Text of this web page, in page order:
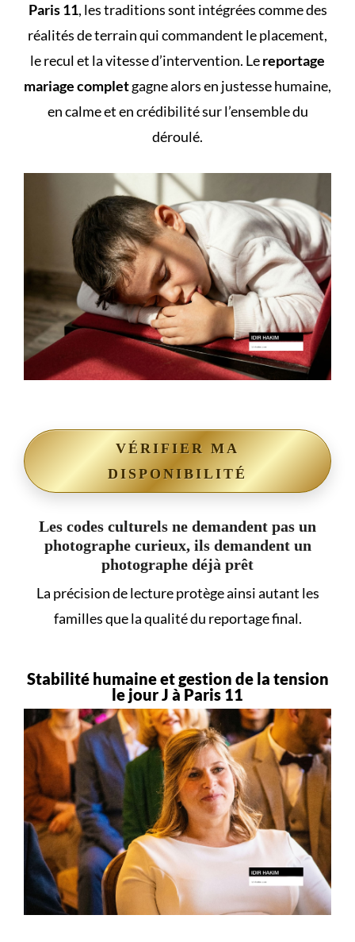
Paris 11, les traditions sont intégrées comme des
réalités de terrain qui commandent le placement,
le recul et la vitesse d’intervention. Lereportage
mariage completgagne alors en justesse humaine,
en calme et en crédibilité sur l’ensemble du
déroulé.
VÉRIFIER MA
DISPONIBILITÉ
Les codes culturels ne demandent pas un
photographe curieux, ils demandent un
photographe déjà prêt
La précision de lecture protège ainsi autant les
familles que la qualité du reportage final.
Stabilité humaine et gestion de la tension
le jour J à Paris 11